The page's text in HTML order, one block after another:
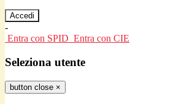
-
Entra con SPID Entra con CIE
Seleziona utente
button close ×